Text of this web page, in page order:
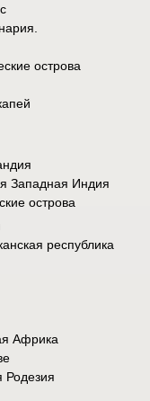
острова
Западная Индия
острова
республика
Африка